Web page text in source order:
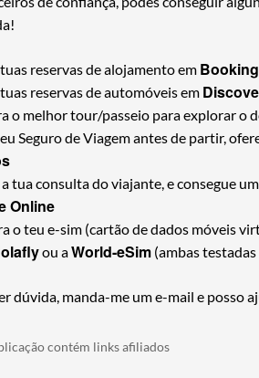
reservas de alojamento em
reservas de automóveis em
o melhor tour/passeio para explorar o
Seguro de Viagem antes de partir,
tua consulta do viajante, e consegue
Online
o teu e-sim (cartão de dados móveis
ou aWorld-eSim (ambas
dúvida, manda-me um e-mail e posso
contém links afiliados